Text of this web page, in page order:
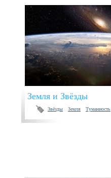
Земля и Звёзды
Звёзды Земля Туманность